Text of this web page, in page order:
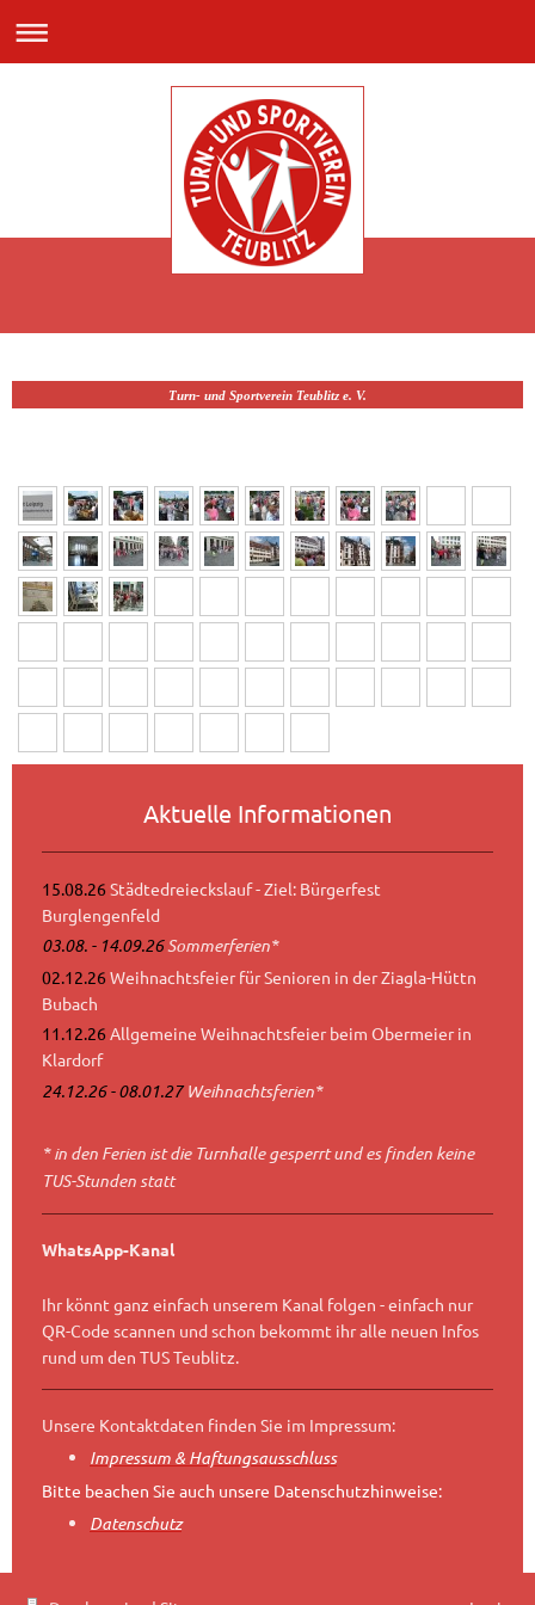
Turn- und Sportverein Teublitz e. V.
Aktuelle Informationen
15.08.26Städtedreieckslauf - Ziel: Bürgerfest
Burglengenfeld
03.08. - 14.09.26Sommerferien*
02.12.26Weihnachtsfeier für Senioren in der Ziagla-Hüttn
Bubach
11.12.26Allgemeine Weihnachtsfeier beim Obermeier in
Klardorf
24.12.26 - 08.01.27 Weihnachtsferien*
* in den Ferien ist die Turnhalle gesperrt und es finden keine
TUS-Stunden statt
WhatsApp-Kanal
Ihr könnt ganz einfach unserem Kanal folgen - einfach nur
QR-Code scannen und schon bekommt ihr alle neuen Infos
rund um den TUS Teublitz.
Unsere Kontaktdaten finden Sie im Impressum:
Impressum & Haftungsausschluss
Bitte beachen Sie auch unsere Datenschutzhinweise:
Datenschutz